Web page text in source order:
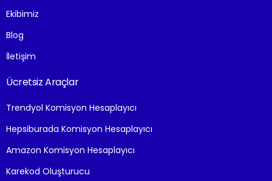
Ekibimiz
Blog
İletişim
Ücretsiz Araçlar
Trendyol Komisyon Hesaplayıcı
Hepsiburada Komisyon Hesaplayıcı
Amazon Komisyon Hesaplayıcı
Karekod Oluşturucu